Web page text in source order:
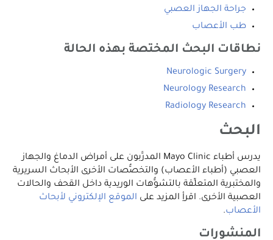
جراحة الجهاز العصبي
طب الأعصاب
نطاقات البحث المختصة بهذه الحالة
Neurologic Surgery
Neurology Research
Radiology Research
البحث
يدرس أطباء Mayo Clinic المدرَّبون على أمراض الدماغ والجهاز
العصبي (أطباء الأعصاب) والتخصُّصات الأخرى الأبحاث السريرية
والمختبرية المتعلِّقة بالتشوُّهات الوريدية داخل القحف والحالات
العصبية الأخرى. اقرأِ المزيد على الموقع الإلكتروني لأبحاث
الأعصاب.
المنشورات